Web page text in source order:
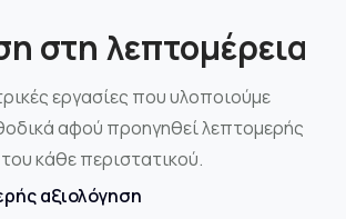
στη λεπτομέρεια
εργασίες που υλοποιούμε
αφού προηγηθεί λεπτομερής
κάθε περιστατικού.
αξιολόγηση